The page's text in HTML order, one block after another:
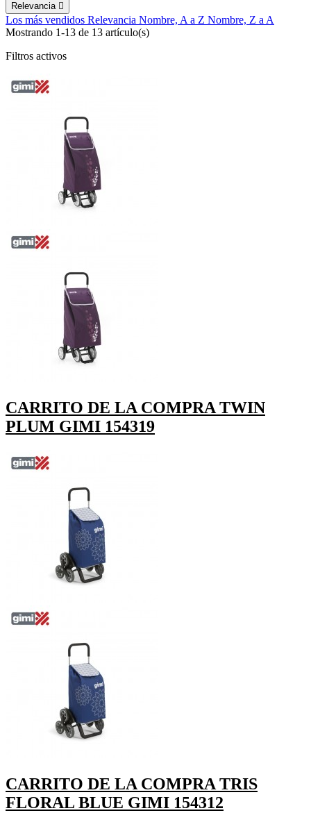
Relevancia 
Los más vendidos Relevancia Nombre, A a Z Nombre, Z a A
Mostrando 1-13 de 13 artículo(s)
Filtros activos
CARRITO DE LA COMPRA TWIN
PLUM GIMI 154319
CARRITO DE LA COMPRA TRIS
FLORAL BLUE GIMI 154312